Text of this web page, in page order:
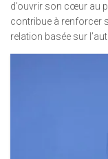
d’ouvrir son cœur au
contribue à renforcer
relation basée sur